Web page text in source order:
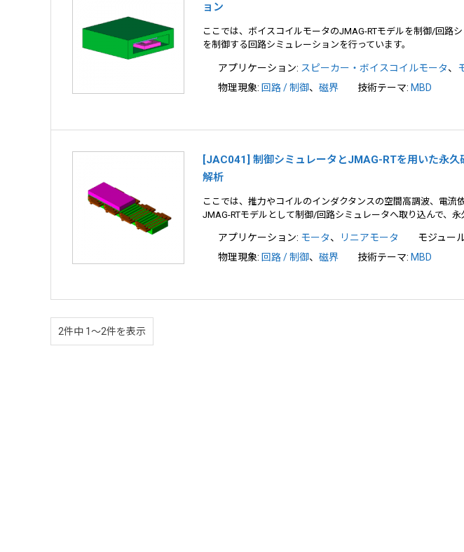
ョン
ここでは、ボイスコイルモータのJMAG-RTモデルを制御/回路
を制御する回路シミュレーションを行っています。
アプリケーション: スピーカー・ボイスコイルモータ、
物理現象: 回路 / 制御、 磁界 技術テーマ:MBD
[JAC041] 制御シミュレータとJMAG-RTを用いた永
解析
ここでは、推力やコイルのインダクタンスの空間高調波、電流
JMAG-RTモデルとして制御/回路シミュレータへ取り込んで、
アプリケーション: モータ、 リニアモータ モジュー
物理現象: 回路 / 制御、 磁界 技術テーマ: MBD
2件中 1〜2件を表示